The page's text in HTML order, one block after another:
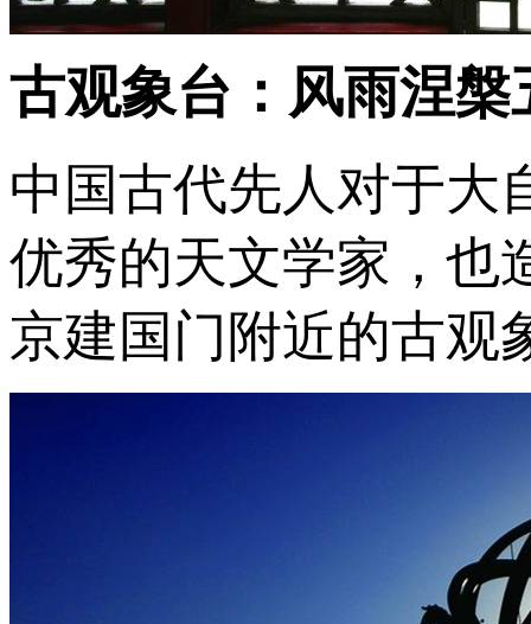
古观象台：风雨涅槃
中国古代先人对于大
优秀的天文学家，也
京建国门附近的古观